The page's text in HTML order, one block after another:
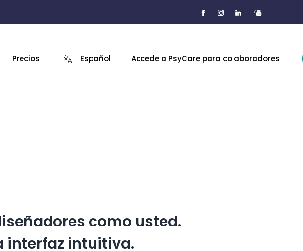
<
Precios Español Accede a PsyCare para colaboradores
como usted.
interfaz intuitiva.